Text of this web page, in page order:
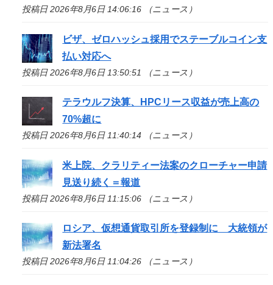
投稿日 2026年8月6日 14:06:16 （ニュース）
ビザ、ゼロハッシュ採用でステーブルコイン支
払い対応へ
投稿日 2026年8月6日 13:50:51 （ニュース）
テラウルフ決算、HPCリース収益が売上高の
70%超に
投稿日 2026年8月6日 11:40:14 （ニュース）
米上院、クラリティー法案のクローチャー申請
見送り続く＝報道
投稿日 2026年8月6日 11:15:06 （ニュース）
ロシア、仮想通貨取引所を登録制に 大統領が
新法署名
投稿日 2026年8月6日 11:04:26 （ニュース）